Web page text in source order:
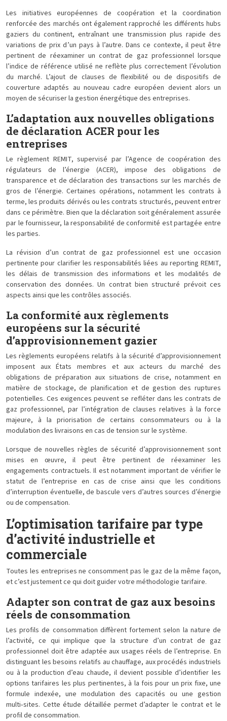
Les initiatives européennes de coopération et la coordination
renforcée des marchés ont également rapproché les différents hubs
gaziers du continent, entraînant une transmission plus rapide des
variations de prix d’un pays à l’autre. Dans ce contexte, il peut être
pertinent de réexaminer un contrat de gaz professionnel lorsque
l’indice de référence utilisé ne reflète plus correctement l’évolution
du marché. L’ajout de clauses de flexibilité ou de dispositifs de
couverture adaptés au nouveau cadre européen devient alors un
moyen de sécuriser la gestion énergétique des entreprises.
L’adaptation aux nouvelles obligations
de déclaration ACER pour les
entreprises
Le règlement REMIT, supervisé par l’Agence de coopération des
régulateurs de l’énergie (ACER), impose des obligations de
transparence et de déclaration des transactions sur les marchés de
gros de l’énergie. Certaines opérations, notamment les contrats à
terme, les produits dérivés ou les contrats structurés, peuvent entrer
dans ce périmètre. Bien que la déclaration soit généralement assurée
par le fournisseur, la responsabilité de conformité est partagée entre
les parties.
La révision d’un contrat de gaz professionnel est une occasion
pertinente pour clarifier les responsabilités liées au reporting REMIT,
les délais de transmission des informations et les modalités de
conservation des données. Un contrat bien structuré prévoit ces
aspects ainsi que les contrôles associés.
La conformité aux règlements
européens sur la sécurité
d’approvisionnement gazier
Les règlements européens relatifs à la sécurité d’approvisionnement
imposent aux États membres et aux acteurs du marché des
obligations de préparation aux situations de crise, notamment en
matière de stockage, de planification et de gestion des ruptures
potentielles. Ces exigences peuvent se refléter dans les contrats de
gaz professionnel, par l’intégration de clauses relatives à la force
majeure, à la priorisation de certains consommateurs ou à la
modulation des livraisons en cas de tension sur le système.
Lorsque de nouvelles règles de sécurité d’approvisionnement sont
mises en œuvre, il peut être pertinent de réexaminer les
engagements contractuels. Il est notamment important de vérifier le
statut de l’entreprise en cas de crise ainsi que les conditions
d’interruption éventuelle, de bascule vers d’autres sources d’énergie
ou de compensation.
L’optimisation tarifaire par type
d’activité industrielle et
commerciale
Toutes les entreprises ne consomment pas le gaz de la même façon,
et c’est justement ce qui doit guider votre méthodologie tarifaire.
Adapter son contrat de gaz aux besoins
réels de consommation
Les profils de consommation diffèrent fortement selon la nature de
l’activité, ce qui implique que la structure d’un contrat de gaz
professionnel doit être adaptée aux usages réels de l’entreprise. En
distinguant les besoins relatifs au chauffage, aux procédés industriels
ou à la production d’eau chaude, il devient possible d’identifier les
options tarifaires les plus pertinentes, à la fois pour un prix fixe, une
formule indexée, une modulation des capacités ou une gestion
multi‑sites. Cette étude détaillée permet d’adapter le contrat et le
profil de consommation.